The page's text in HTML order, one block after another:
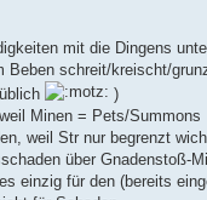
mit die Dingens
Beben schreit/kreischt/
)
Minen = Pets/Summons
weil Str nur begrenzt
über Gnadenstoß-
einzig für den (bereits